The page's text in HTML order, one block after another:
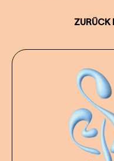
ZURÜCK